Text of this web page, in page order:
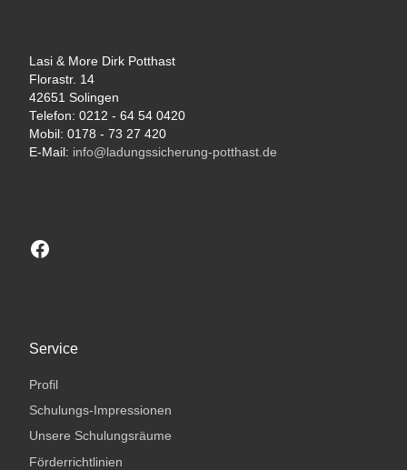
Lasi & More Dirk Potthast
Florastr. 14
42651 Solingen
Telefon: 0212 - 64 54 0420
Mobil: 0178 - 73 27 420
E-Mail: info@ladungssicherung-potthast.de
Besuchen sie unsere Facebook-Seite
Service
Profil
Schulungs-Impressionen
Unsere Schulungsräume
Förderrichtlinien